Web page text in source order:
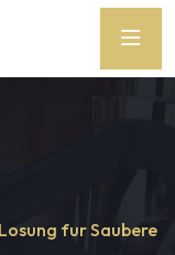
fur Saubere